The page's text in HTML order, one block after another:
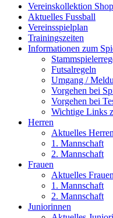
Vereinskollektion Shop
Aktuelles Fussball
Vereinsspielplan
Trainingszeiten
Informationen zum
Futsalregeln
Umgang /
Vorgehen bei
Vorgehen bei
Wichtige Links
Herren
Aktuelles Herren
1. Mannschaft
2. Mannschaft
Frauen
Aktuelles Frauen
1. Mannschaft
2. Mannschaft
Juniorinnen